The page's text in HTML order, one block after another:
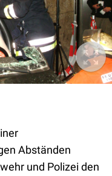
Abständen
und Polizei den